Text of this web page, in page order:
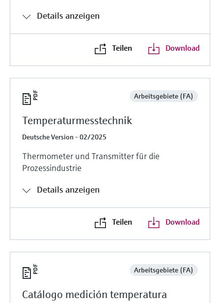
Details anzeigen
Teilen Download
Arbeitsgebiete (FA)
Temperaturmesstechnik
Deutsche Version - 02/2025
Thermometer und Transmitter für die
Prozessindustrie
Details anzeigen
Teilen Download
Arbeitsgebiete (FA)
Catálogo medición temperatura